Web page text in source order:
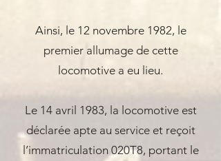
Ainsi, le 12 novembre 1982, le
premier allumage de cette
locomotive a eu lieu.
Le 14 avril 1983, la locomotive est
déclarée apte au service et reçoit
l’immatriculation 020T8, portant le